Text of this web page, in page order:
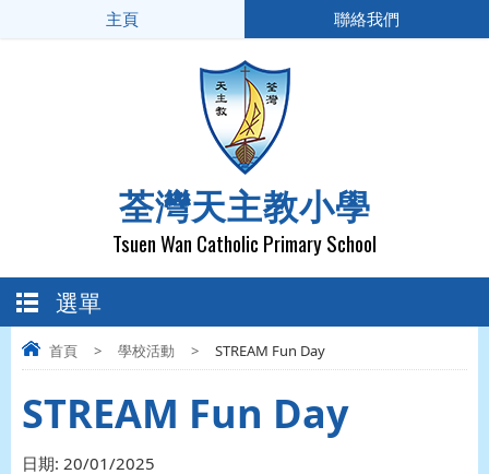
荃灣天主教小學
Tsuen Wan Catholic Primary School
主頁 聯絡我們
選單
首頁 > 學校活動 > STREAM Fun Day
STREAM Fun Day
日期: 20/01/2025